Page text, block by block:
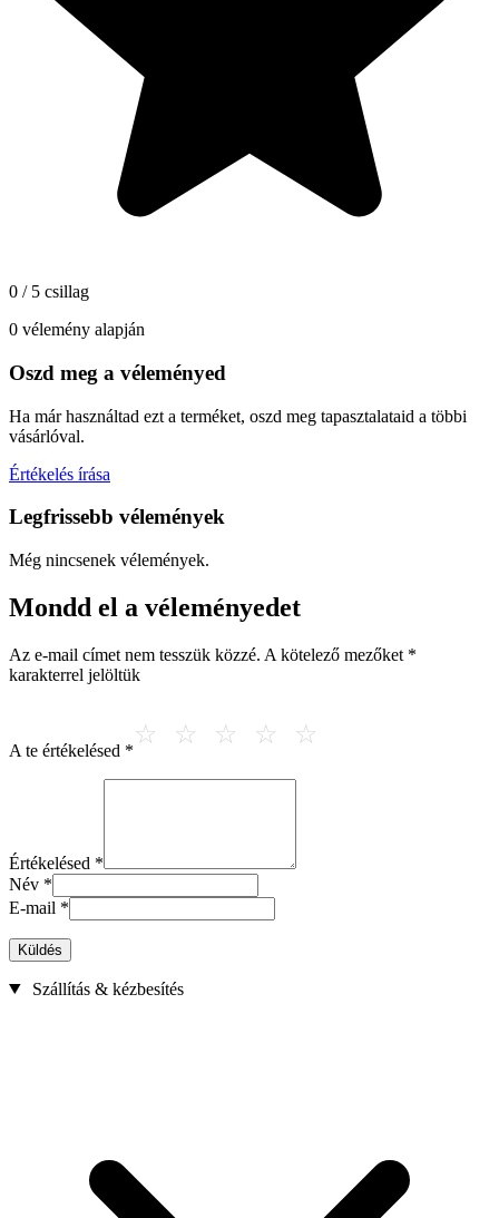
0 / 5 csillag
0 vélemény alapján
Oszd meg a véleményed
Ha már használtad ezt a terméket, oszd meg tapasztalataid a többi
vásárlóval.
Értékelés írása
Legfrissebb vélemények
Még nincsenek vélemények.
Mondd el a véleményedet
Az e-mail címet nem tesszük közzé. A kötelező mezőket *
karakterrel jelöltük
A te értékelésed *
Értékelésed *
Név *
E-mail *
Küldés
Szállítás & kézbesítés